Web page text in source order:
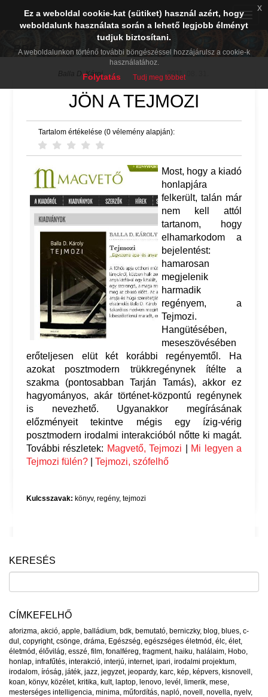
Toggle
BDK PréPost
Balla D. Károj 2011. 08. 31.
JÖN A TEJMOZI
Tartalom értékelése (0 vélemény alapján):
Most, hogy a kiadó
honlapjára
felkerült, talán már
nem kell attól
tartanom, hogy
elhamarkodom a
bejelentést:
hamarosan
megjelenik
harmadik
regényem, a
Tejmozi.
Hangütésében,
meseszövésében
erőteljesen elüt két korábbi regényemtől. Ha
azokat posztmodern trükkregénynek ítélte a
szakma (pontosabban Tarján Tamás), akkor ez
hagyományos, akár történet-központú regénynek
is nevezhető. Ugyanakkor megírásának
előzményeit tekintve mégis egy ízig-vérig
posztmodern irodalmi interakcióból nőtte ki magát.
További részletek: Magvető, Tejmozi
Mi legyen a
Tejmozi fülén?
Tejmozi, szófelhő
Kulcsszavak: könyv, regény, tejmozi
KERESÉS
CÍMKEFELHŐ
aforizma akció apple balládium bdk bemutató berniczky, blog blues c-
dul copyright, csönge dráma Egészség egészséges életmód élc élet,
életmód élővilág esszé film fonalféreg fragment, haiku halálaim Hobo
honlap infrafűtés interakció interjú internet, ipari irodalmi projektum
irodalom íróság játék jazz jegyzet, jeopardy, karc kép képvers kisnovell
koan könyv, közélet, kritika kult, laptop lenovo levél limerik mese
mesterséges intelligencia minima műfordítás napló novell novella nyelv,
Ez a weboldal cookie-kat (sütiket) használ azért, hogy
weboldalunk használata során a lehető legjobb élményt
tudjuk biztosítani.
A weboldalunkon történő további böngészéssel hozzájárulsz a cookie-k
használatához.
Folytatás Tudj meg többet
x